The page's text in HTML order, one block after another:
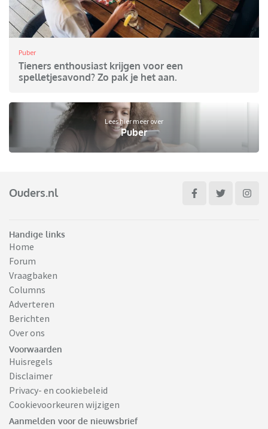
Puber
Tieners enthousiast krijgen voor een
spelletjesavond? Zo pak je het aan.
Lees hier meer over
Puber
Ouders.nl
Handige links
Home
Forum
Vraagbaken
Columns
Adverteren
Berichten
Over ons
Voorwaarden
Huisregels
Disclaimer
Privacy- en cookiebeleid
Cookievoorkeuren wijzigen
Aanmelden voor de nieuwsbrief